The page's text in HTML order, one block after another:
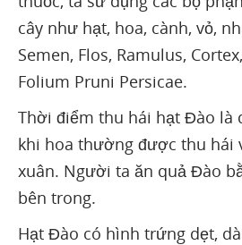
cây như hạt, hoa, cành, vỏ,
Semen, Flos, Ramulus,
Folium Pruni Persicae.
Thời điểm thu hái hạt Đào là
khi hoa thường được thu hái
xuân. Người ta ăn quả Đào
bên trong.
Hạt Đào có hình trứng dẹt,